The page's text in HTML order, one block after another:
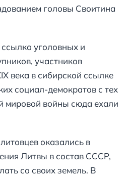
головы Своитина
уголовных и
участников
века в сибирской ссылке
социал-демократов с тех
мировой войны сюда ехали
оказались в
Литвы в состав СССР,
со своих земель. В